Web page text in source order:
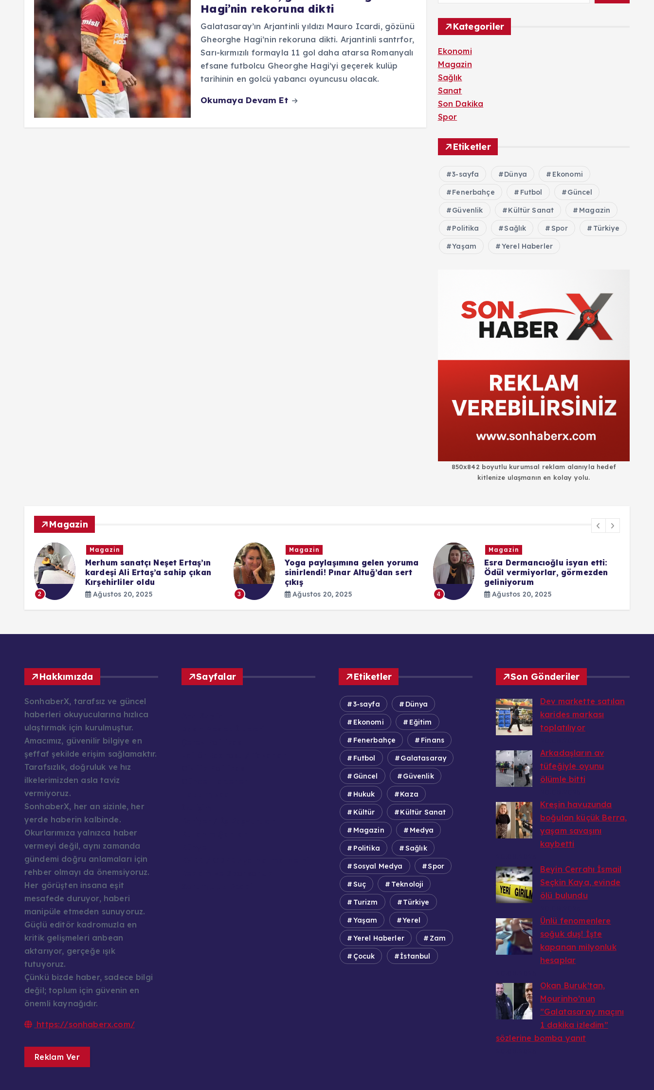
Hagi’nin rekoruna dikti
Galatasaray’ın Arjantinli yıldızı Mauro Icardi, gözünü
Gheorghe Hagi’nin rekoruna dikti. Arjantinli santrfor,
Sarı-kırmızılı formayla 11 gol daha atarsa Romanyalı
efsane futbolcu Gheorghe Hagi’yi geçerek kulüp
tarihinin en golcü yabancı oyuncusu olacak.
Okumaya Devam Et
Kategoriler
Ekonomi
Magazin
Sağlık
Sanat
Son Dakika
Spor
Etiketler
3-sayfa Dünya Ekonomi
Fenerbahçe Futbol Güncel
Güvenlik Kültür Sanat Magazin
Politika Sağlık Spor Türkiye
Yaşam Yerel Haberler
850x842 boyutlu kurumsal reklam alanıyla hedef
kitlenize ulaşmanın en kolay yolu.
Magazin
2
Magazin
Merhum sanatçı Neşet Ertaş’ın
kardeşi Ali Ertaş’a sahip çıkan
Kırşehirliler oldu
Ağustos 20, 2025 3
Magazin
Yoga paylaşımına gelen yoruma
sinirlendi! Pınar Altuğ’dan sert
çıkış
Ağustos 20, 2025 4
Magazin
Esra Dermancıoğlu isyan etti:
Ödül vermiyorlar, görmezden
geliniyorum
Ağustos 20, 2025
Hakkımızda
SonhaberX, tarafsız ve güncel
haberleri okuyucularına hızlıca
ulaştırmak için kurulmuştur.
Amacımız, güvenilir bilgiye en
şeffaf şekilde erişim sağlamaktır.
Tarafsızlık, doğruluk ve hız
ilkelerimizden asla taviz
vermiyoruz.
SonhaberX, her an sizinle, her
yerde haberin kalbinde.
Okurlarımıza yalnızca haber
vermeyi değil, aynı zamanda
gündemi doğru anlamaları için
rehber olmayı da önemsiyoruz.
Her görüşten insana eşit
mesafede duruyor, haberi
manipüle etmeden sunuyoruz.
Güçlü editör kadromuzla en
kritik gelişmeleri anbean
aktarıyor, gerçeğe ışık
tutuyoruz.
Çünkü bizde haber, sadece bilgi
değil; toplum için güvenin en
önemli kaynağıdır.
https://sonhaberx.com/
Reklam Ver
Sayfalar Etiketler
3-sayfa Dünya
Ekonomi Eğitim
Fenerbahçe Finans
Futbol Galatasaray
Güncel Güvenlik
Hukuk Kaza
Kültür Kültür Sanat
Magazin Medya
Politika Sağlık
Sosyal Medya Spor
Suç Teknoloji
Turizm Türkiye
Yaşam Yerel
Yerel Haberler Zam
Çocuk İstanbul
Son Gönderiler
Dev markette satılan
karides markası
toplatılıyor
Arkadaşların av
tüfeğiyle oyunu
ölümle bitti
Kreşin havuzunda
boğulan küçük Berra,
yaşam savaşını
kaybetti
Beyin Cerrahı İsmail
Seçkin Kaya, evinde
ölü bulundu
Ünlü fenomenlere
soğuk duş! İşte
kapanan milyonluk
hesaplar
Okan Buruk’tan,
Mourinho’nun
”Galatasaray maçını
1 dakika izledim”
sözlerine bomba yanıt